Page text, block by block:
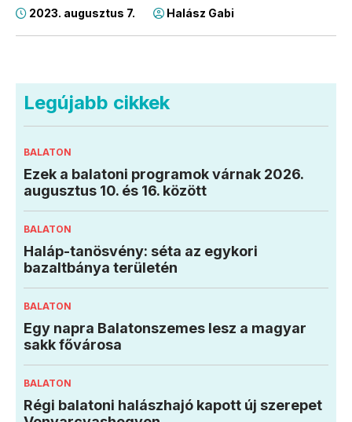
2023. augusztus 7. Halász Gabi
Legújabb cikkek
BALATON
Ezek a balatoni programok várnak 2026.
augusztus 10. és 16. között
BALATON
Haláp-tanösvény: séta az egykori
bazaltbánya területén
BALATON
Egy napra Balatonszemes lesz a magyar
sakk fővárosa
BALATON
Régi balatoni halászhajó kapott új szerepet